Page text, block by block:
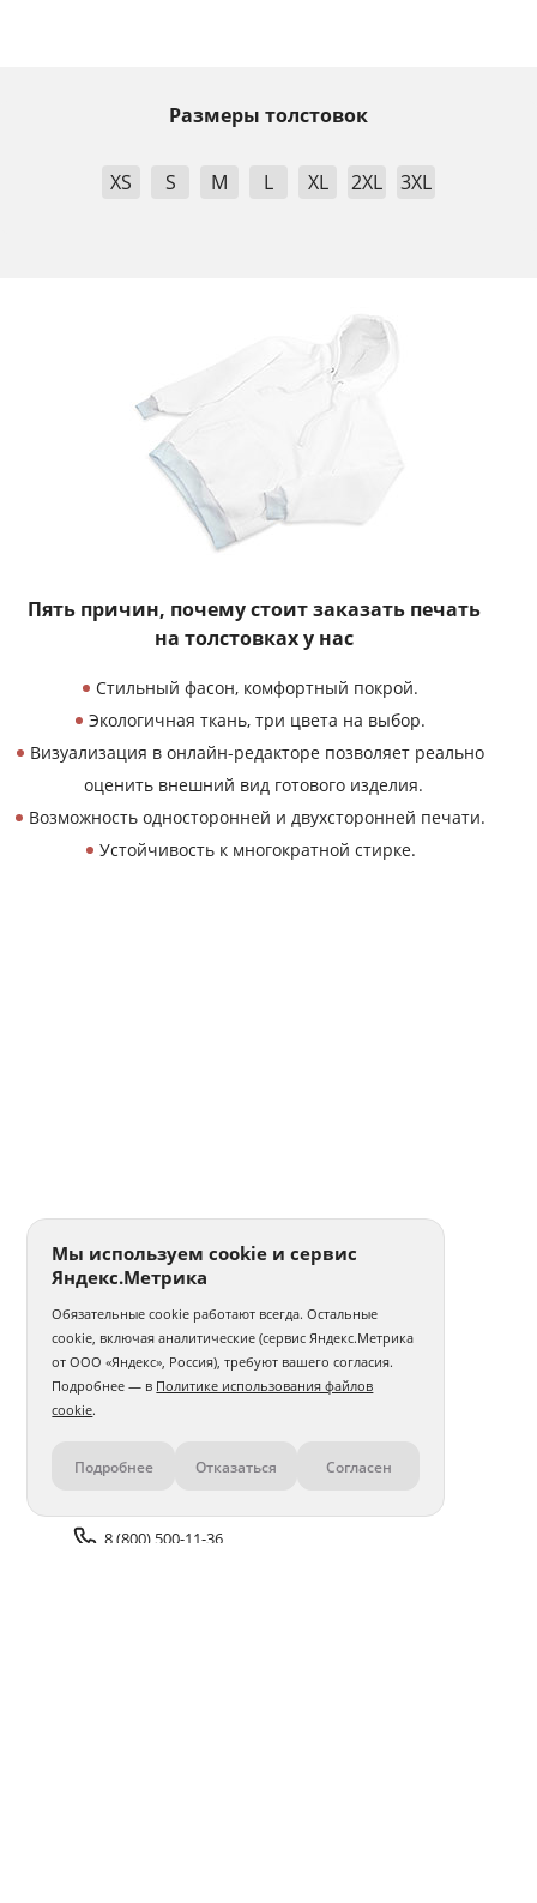
Размеры толстовок
XS S M L XL 2XL 3XL
Пять причин, почемустоит заказать печать
на толстовках у нас
Стильный фасон, комфортный покрой.
Экологичная ткань, три цвета на выбор.
Визуализация в онлайн-редакторе позволяет реально
оценить внешний вид готового изделия.
Возможность односторонней и двухсторонней печати.
Устойчивость к многократной стирке.
Контакты
8 (800) 500-11-36
Мы используем cookie и сервис
Яндекс.Метрика
Обязательные cookie работают всегда. Остальные
cookie, включая аналитические (сервис Яндекс.Метрика
от ООО «Яндекс», Россия), требуют вашего согласия.
Подробнее — в Политике использования файлов
cookie.
Подробнее Отказаться Согласен